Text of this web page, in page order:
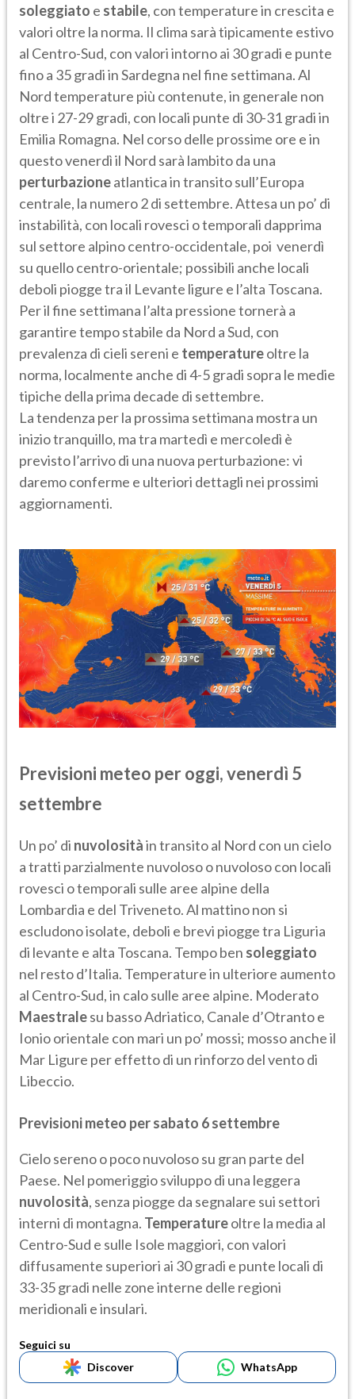
soleggiato e stabile, con temperature in crescita e
valori oltre la norma. Il clima sarà tipicamente estivo
al Centro-Sud, con valori intorno ai 30 gradi e punte
fino a 35 gradi in Sardegna nel fine settimana. Al
Nord temperature più contenute, in generale non
oltre i 27-29 gradi, con locali punte di 30-31 gradi in
Emilia Romagna. Nel corso delle prossime ore e in
questo venerdì il Nord sarà lambito da una
perturbazioneatlantica in transito sull’Europa
centrale, la numero 2 di settembre. Attesa un po’ di
instabilità, con locali rovesci o temporali dapprima
sul settore alpino centro-occidentale, poi venerdì
su quello centro-orientale; possibili anche locali
deboli piogge tra il Levante ligure e l’alta Toscana.
Per il fine settimana l’alta pressione tornerà a
garantire tempo stabile da Nord a Sud, con
prevalenza di cieli sereni e temperatureoltre la
norma, localmente anche di 4-5 gradi sopra le medie
tipiche della prima decade di settembre.
La tendenza per la prossima settimana mostra un
inizio tranquillo, ma tra martedì e mercoledì è
previsto l’arrivo di una nuova perturbazione: vi
daremo conferme e ulteriori dettagli nei prossimi
aggiornamenti.
Previsioni meteo per oggi, venerdì 5
settembre
Un po’ di nuvolositàin transito al Nord con un cielo
a tratti parzialmente nuvoloso o nuvoloso con locali
rovesci o temporali sulle aree alpine della
Lombardia e del Triveneto. Al mattino non si
escludono isolate, deboli e brevi piogge tra Liguria
di levante e alta Toscana. Tempo ben soleggiato
nel resto d’Italia. Temperature in ulteriore aumento
al Centro-Sud, in calo sulle aree alpine. Moderato
Maestralesu basso Adriatico, Canale d’Otranto e
Ionio orientale con mari un po’ mossi; mosso anche il
Mar Ligure per effetto di un rinforzo del vento di
Libeccio.
Previsioni meteo per sabato 6 settembre
Cielo sereno o poco nuvoloso su gran parte del
Paese. Nel pomeriggio sviluppo di una leggera
nuvolosità, senza piogge da segnalare sui settori
interni di montagna. Temperatureoltre la media al
Centro-Sud e sulle Isole maggiori, con valori
diffusamente superiori ai 30 gradi e punte locali di
33-35 gradi nelle zone interne delle regioni
meridionali e insulari.
Seguici su
Discover
WhatsApp